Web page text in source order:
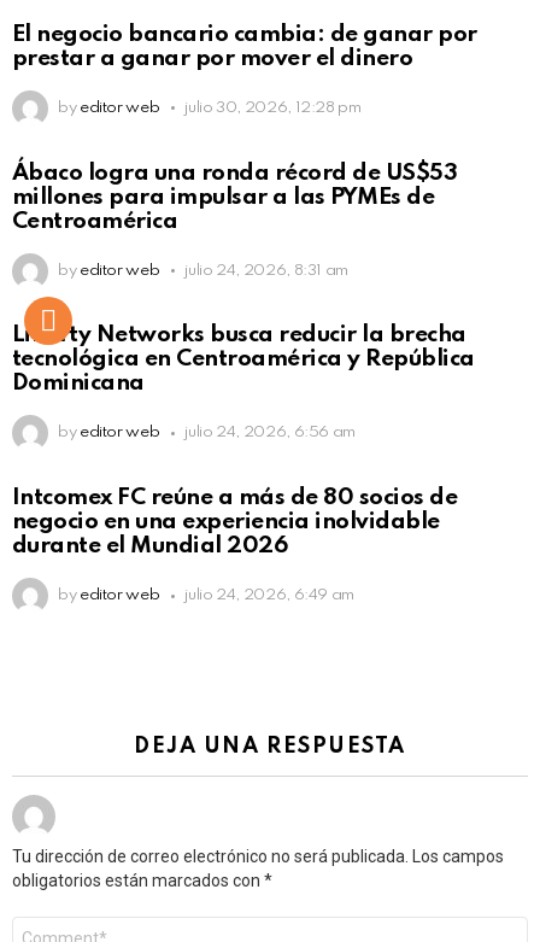
El negocio bancario cambia: de ganar por
prestar a ganar por mover el dinero
by editor web julio 30, 2026, 12:28 pm
Click to view this post
Ábaco logra una ronda récord de US$53
millones para impulsar a las PYMEs de
Centroamérica
by editor web julio 24, 2026, 8:31 am
Liberty Networks busca reducir la brecha
tecnológica en Centroamérica y República
Dominicana
by editor web julio 24, 2026, 6:56 am
Intcomex FC reúne a más de 80 socios de
negocio en una experiencia inolvidable
durante el Mundial 2026
by editor web julio 24, 2026, 6:49 am
DEJA UNA RESPUESTA
Tu dirección de correo electrónico no será publicada.
Los campos
obligatorios están marcados con *